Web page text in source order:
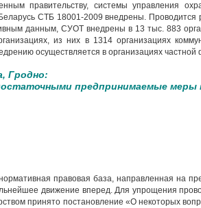
правительству, системы управления
СТБ 18001-2009 внедрены. Проводится
данным, СУОТ внедрены в 13 тыс. 883
из них в 1314 организациях
осуществляется в организациях
Гродно:
предпринимаемые меры
правовая база, направленная на
движение вперед. Для упрощения
принято постановление «О некоторых